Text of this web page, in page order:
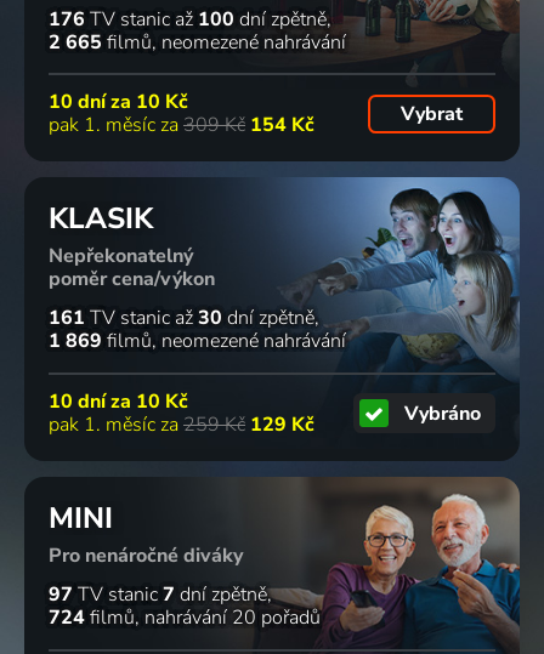
176 TV stanic až 100 dní zpětně
2 665 filmů neomezené nahrávání
10 dní za 10 Kč
pak 1. měsíc za 309 Kč 154 Kč Vybrat
KLASIK
Nepřekonatelný
poměr cena/výkon
161 TV stanic až30 dní zpětně
1 869 filmů neomezené nahrávání
10 dní za 10 Kč
pak 1. měsíc za 259 Kč 129 Kč Vybráno
MINI
Pro nenáročné diváky
97 TV stanic7 dní zpětně
724filmů nahrávání 20 pořadů